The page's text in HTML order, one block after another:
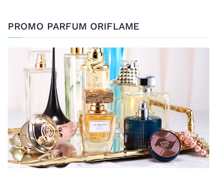
PROMO PARFUM ORIFLAME